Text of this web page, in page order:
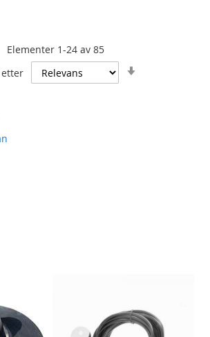
Elementer 1-24av 85